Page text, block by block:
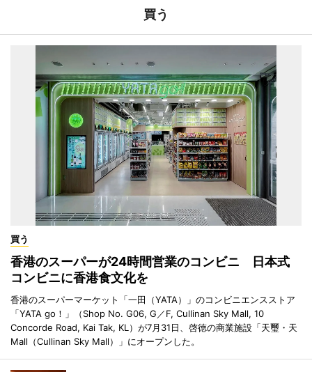
買う
買う
香港のスーパーが24時間営業のコンビニ 日本式
コンビニに香港食文化を
香港のスーパーマーケット「一田（YATA）」のコンビニエンスストア
「YATA go！」（Shop No. G06, G／F, Cullinan Sky Mall, 10
Concorde Road, Kai Tak, KL）が7月31日、啓徳の商業施設「天璽・天
Mall（Cullinan Sky Mall）」にオープンした。